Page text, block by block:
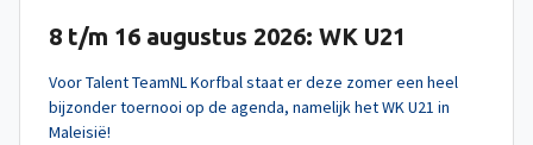
8 t/m 16 augustus 2026: WK U21
Voor Talent TeamNL Korfbal staat er deze zomer een heel
bijzonder toernooi op de agenda, namelijk het WK U21 in
Maleisië!